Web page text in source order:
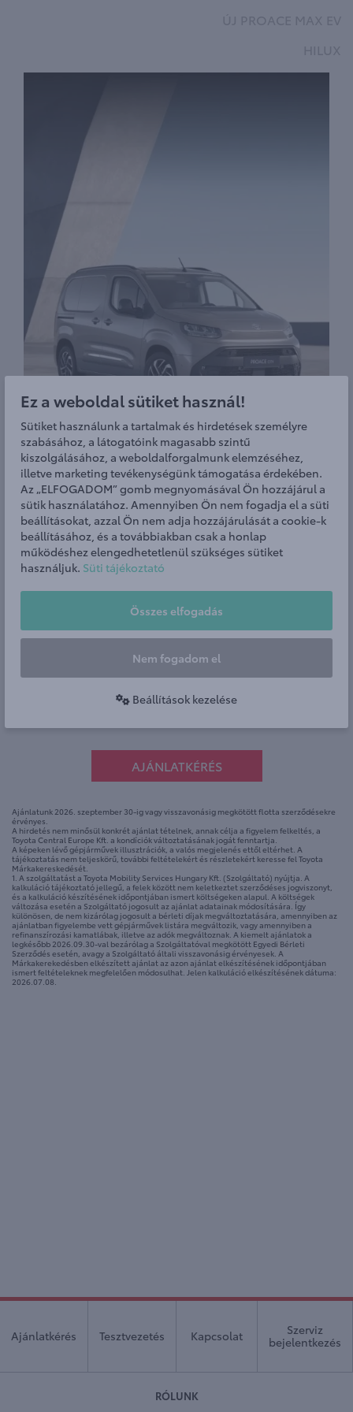
ÚJ PROACE CITY VAN
MÁR
6 800 000
Tesztvezetésre jelentkezni
AJÁNLATKÉRÉS
Ajánlatunk 2026. szeptember 30-ig vagy visszavonásig megkötött flotta szerződésekre
érvényes.
A hirdetés nem minősül konkrét ajánlat tételnek, annak célja a figyelem felkeltés, a
Toyota Central Europe Kft. a kondíciók változtatásának jogát fenntartja.
A képeken lévő gépjárművek illusztrációk, a valós megjelenés ettől eltérhet. A
tájékoztatás nem teljeskörű, további feltételekért és részletekért keresse fel Toyota
Márkakereskedését.
1. A szolgáltatást a Toyota Mobility Services Hungary Kft. (Szolgáltató) nyújtja. A
kalkuláció tájékoztató jellegű, a felek között nem keletkeztet szerződéses jogviszonyt,
és a kalkuláció készítésének időpontjában ismert költségeken alapul. A költségek
változása esetén a Szolgáltató jogosult az ajánlat adatainak módosítására. Így
különösen, de nem kizárólag jogosult a bérleti díjak megváltoztatására, amennyiben az
ajánlatban figyelembe vett gépjárművek listára megváltozik, vagy amennyiben a
refinanszírozási kamatlábak, illetve az adók megváltoznak. A kiemelt ajánlatok a
legkésőbb 2026.09.30-val bezárólag a Szolgáltatóval megkötött Egyedi Bérleti
Szerződés esetén, avagy a Szolgáltató általi visszavonásig érvényesek. A
Márkakerekedésben elkészített ajánlat az azon ajánlat elkészítésének időpontjában
ismert feltételeknek megfelelően módosulhat. Jelen kalkuláció elkészítésének dátuma:
2026.07.08.
Ajánlatkérés Tesztvezetés Kapcsolat
Szerviz
bejelentkezés
RÓLUNK
Ez a weboldal sütiket használ!
Sütiket használunk a tartalmak és hirdetések személyre
szabásához, a látogatóink magasabb szintű
kiszolgálásához, a weboldalforgalmunk elemzéséhez,
illetve marketing tevékenységünk támogatása érdekében.
Az „ELFOGADOM” gomb megnyomásával Ön hozzájárul a
sütik használatához. Amennyiben Ön nem fogadja el a süti
beállításokat, azzal Ön nem adja hozzájárulását a cookie-k
beállításához, és a továbbiakban csak a honlap
működéshez elengedhetetlenül szükséges sütiket
használjuk. Süti tájékoztató
Összes elfogadás
Nem fogadom el
Beállítások kezelése